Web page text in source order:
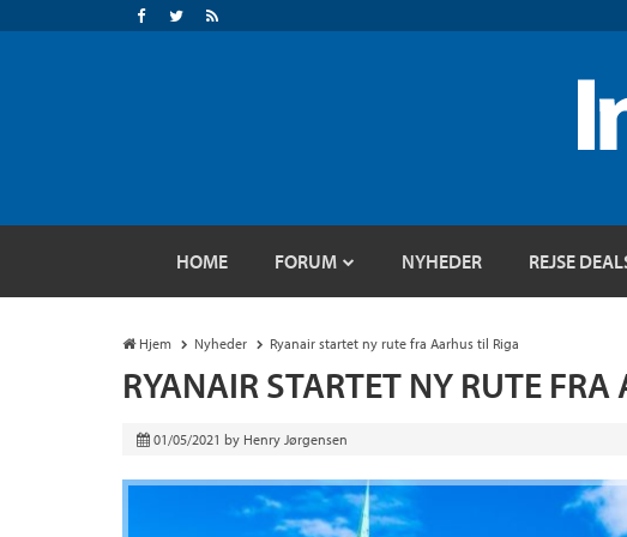
HOME FORUM NYHEDER REJSE
Hjem Nyheder Ryanair startet ny rute fra Aarhus til Riga
RYANAIR STARTET NY RUTE
01/05/2021 by Henry Jørgensen